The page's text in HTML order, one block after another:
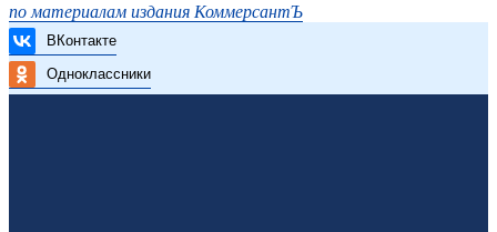
по материалам издания КоммерсантЪ
ВКонтакте
Одноклассники